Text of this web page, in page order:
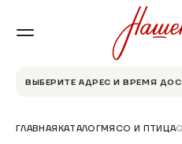
ВЫБЕРИТЕ АДРЕС И ВРЕМЯ
ГЛАВНАЯКАТАЛОГМЯСО И ПТИЦА